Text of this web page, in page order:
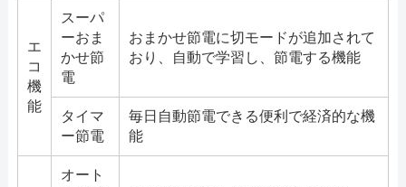
エ
コ
機
能
スーパ
ーおま
かせ節
電
おまかせ節電に切モードが追加されて
おり、自動で学習し、節電する機能
タイマ
ー節電
毎日自動節電できる便利で経済的な機
能
オート